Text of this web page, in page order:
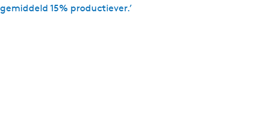
gemiddeld 15% productiever.’